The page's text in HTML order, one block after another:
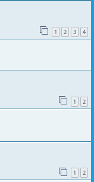
1 2 3 4
1 2
1 2